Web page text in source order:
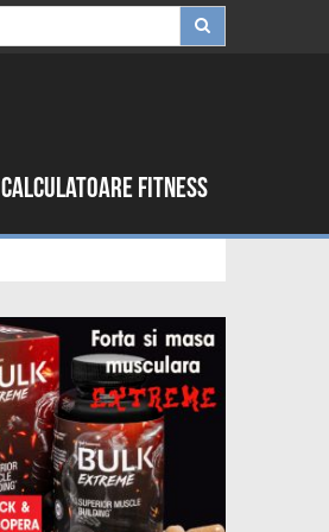
Calculatoare fitness